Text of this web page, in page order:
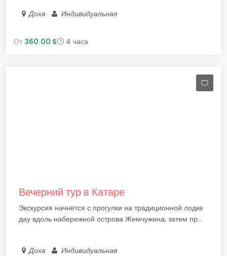
Доха Индивидуальная
От 360.00 $ 4 часа
Вечерний тур в Катаре
Экскурсия начнётся с прогулки на традиционной лодке
дау вдоль набережной острова Жемчужина, затем пр...
Доха Индивидуальная